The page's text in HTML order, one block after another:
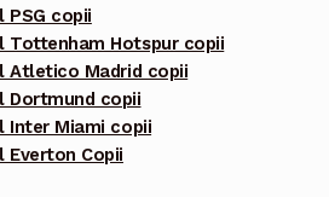
PSG copii
Tottenham Hotspur copii
Atletico Madrid copii
Dortmund copii
Inter Miami copii
Everton Copii